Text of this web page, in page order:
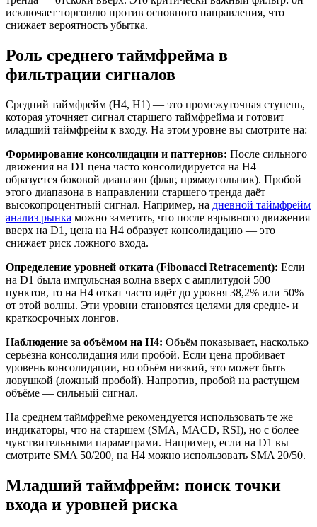
исключает торговлю против основного направления, что
снижает вероятность убытка.
Роль среднего таймфрейма в
фильтрации сигналов
Средний таймфрейм (H4, H1) — это промежуточная ступень,
которая уточняет сигнал старшего таймфрейма и готовит
младший таймфрейм к входу. На этом уровне вы смотрите на:
Формирование консолидации и паттернов: После сильного
движения на D1 цена часто консолидируется на H4 —
образуется боковой диапазон (флаг, прямоугольник). Пробой
этого диапазона в направлении старшего тренда даёт
высокопроцентный сигнал. Например, на дневной таймфрейм
анализ рынка можно заметить, что после взрывного движения
вверх на D1, цена на H4 образует консолидацию — это
снижает риск ложного входа.
Определение уровней отката (Fibonacci Retracement): Если
на D1 была импульсная волна вверх с амплитудой 500
пунктов, то на H4 откат часто идёт до уровня 38,2% или 50%
от этой волны. Эти уровни становятся целями для средне- и
краткосрочных лонгов.
Наблюдение за объёмом на H4: Объём показывает, насколько
серьёзна консолидация или пробой. Если цена пробивает
уровень консолидации, но объём низкий, это может быть
ловушкой (ложный пробой). Напротив, пробой на растущем
объёме — сильный сигнал.
На среднем таймфрейме рекомендуется использовать те же
индикаторы, что на старшем (SMA, MACD, RSI), но с более
чувствительными параметрами. Например, если на D1 вы
смотрите SMA 50/200, на H4 можно использовать SMA 20/50.
Младший таймфрейм: поиск точки
входа и уровней риска